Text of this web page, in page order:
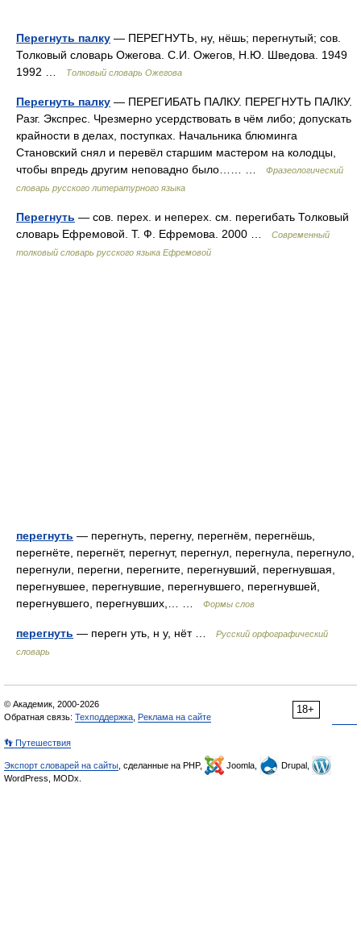
Перегнуть палку — ПЕРЕГНУТЬ, ну, нёшь; перегнутый; сов.
Толковый словарь Ожегова. С.И. Ожегов, Н.Ю. Шведова. 1949
1992 …
Толковый словарь Ожегова
Перегнуть палку — ПЕРЕГИБАТЬ ПАЛКУ. ПЕРЕГНУТЬ ПАЛКУ.
Разг. Экспрес. Чрезмерно усердствовать в чём либо; допускать
крайности в делах, поступках. Начальника блюминга
Становский снял и перевёл старшим мастером на колодцы,
чтобы впредь другим неповадно было…… …
Фразеологический
словарь русского литературного языка
Перегнуть — сов. перех. и неперех. см. перегибать Толковый
словарь Ефремовой. Т. Ф. Ефремова. 2000 …
Современный
толковый словарь русского языка Ефремовой
перегнуть — перегнуть, перегну, перегнём, перегнёшь,
перегнёте, перегнёт, перегнут, перегнул, перегнула, перегнуло,
перегнули, перегни, перегните, перегнувший, перегнувшая,
перегнувшее, перегнувшие, перегнувшего, перегнувшей,
перегнувшего, перегнувших,… …
Формы слов
перегнуть — перегн уть, н у, нёт …
Русский орфографический
словарь
18+
© Академик, 2000-2026
Обратная связь: Техподдержка Реклама на сайте
👣 Путешествия
Экспорт словарей на сайты , сделанные на PHP, Joomla,
Drupal,
WordPress, MODx.